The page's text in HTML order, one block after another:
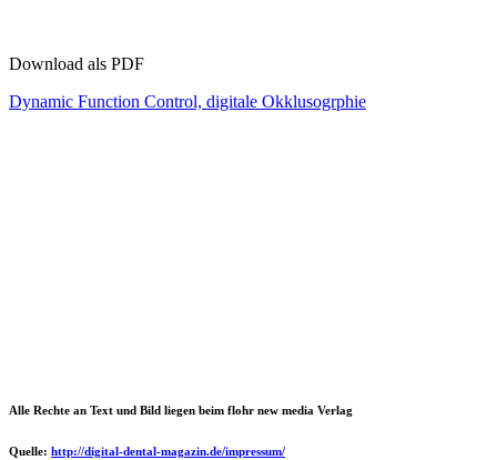
Download als PDF
Dynamic Function Control, digitale Okklusogrphie
Alle Rechte an Text und Bild liegen beim flohr new media Verlag
Quelle: http://digital-dental-magazin.de/impressum/